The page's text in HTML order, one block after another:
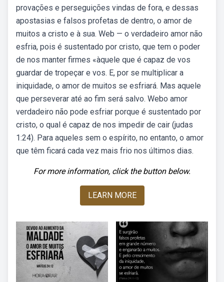
provações e perseguições vindas de fora, e dessas
apostasias e falsos profetas de dentro, o amor de
muitos a cristo e à sua. Web — o verdadeiro amor não
esfria, pois é sustentado por cristo, que tem o poder
de nos manter firmes «àquele que é capaz de vos
guardar de tropeçar e vos. E, por se multiplicar a
iniquidade, o amor de muitos se esfriará. Mas aquele
que perseverar até ao fim será salvo. Webo amor
verdadeiro não pode esfriar porque é sustentado por
cristo, o qual é capaz de nos impedir de cair (judas
1:24). Para aqueles sem o espírito, no entanto, o amor
que têm ficará cada vez mais frio nos últimos dias.
For more information, click the button below.
LEARN MORE